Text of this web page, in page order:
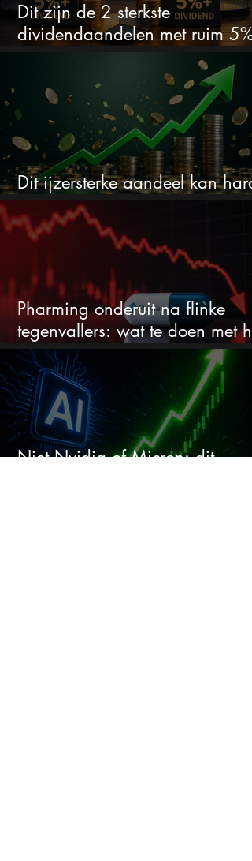
Dit zijn de 2 sterkste
dividendaandelen met ruim 5%
Dit ijzersterke aandeel kan hard
stijgen maar bijna niemand kijkt
Pharming onderuit na flinke
tegenvallers: wat te doen met
aandeel?
Niet Nvidia of Micron: dit